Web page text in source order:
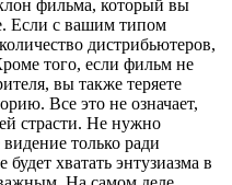
фильма, который вы
Если с вашим типом
дистрибьютеров,
того, если фильм не
вы также теряете
Все это не означает,
страсти. Не нужно
только ради
хватать энтузиазма в